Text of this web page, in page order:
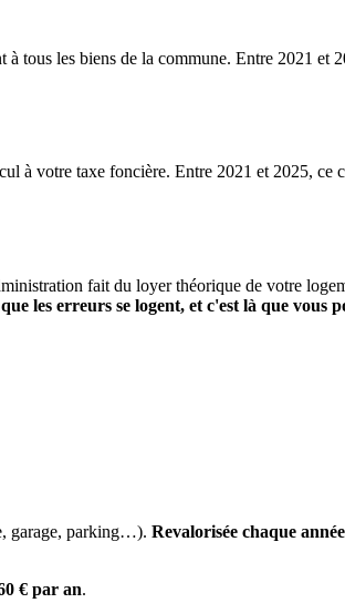
tous les biens de la commune. Entre 2021 et
à votre taxe foncière. Entre 2021 et 2025, ce
fait du loyer théorique de votre
les erreurs se logent, et c'est là que vous
garage, parking…). Revalorisée chaque
€ par an.